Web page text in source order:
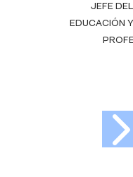
JEFE
EDUCACIÓN